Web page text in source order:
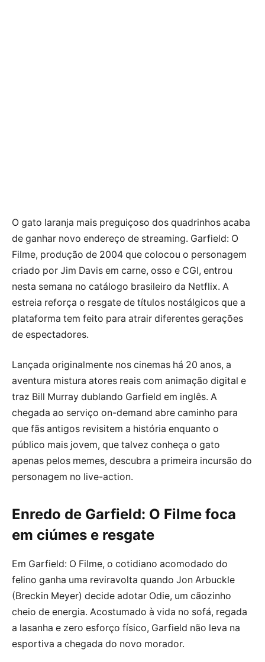
O gato laranja mais preguiçoso dos quadrinhos acaba
de ganhar novo endereço de streaming. Garfield: O
Filme, produção de 2004 que colocou o personagem
criado por Jim Davis em carne, osso e CGI, entrou
nesta semana no catálogo brasileiro da Netflix. A
estreia reforça o resgate de títulos nostálgicos que a
plataforma tem feito para atrair diferentes gerações
de espectadores.
Lançada originalmente nos cinemas há 20 anos, a
aventura mistura atores reais com animação digital e
traz Bill Murray dublando Garfield em inglês. A
chegada ao serviço on-demand abre caminho para
que fãs antigos revisitem a história enquanto o
público mais jovem, que talvez conheça o gato
apenas pelos memes, descubra a primeira incursão do
personagem no live-action.
Enredo de Garfield: O Filme foca
em ciúmes e resgate
Em Garfield: O Filme, o cotidiano acomodado do
felino ganha uma reviravolta quando Jon Arbuckle
(Breckin Meyer) decide adotar Odie, um cãozinho
cheio de energia. Acostumado à vida no sofá, regada
a lasanha e zero esforço físico, Garfield não leva na
esportiva a chegada do novo morador.